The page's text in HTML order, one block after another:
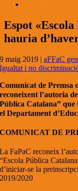
Espot
hauria
9 maig 2019 |aFFaC
Igualtat i no
Comunicat de Premsa
reconeixent l’autoria
Pública Catalana” que
el Departament
COMUNICAT DE
La FaPaC reconeix
“Escola Pública
d’iniciar-se la
2019/2020